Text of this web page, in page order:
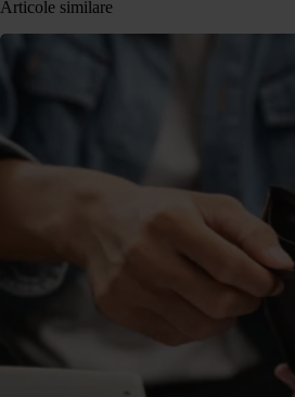
Articole similare